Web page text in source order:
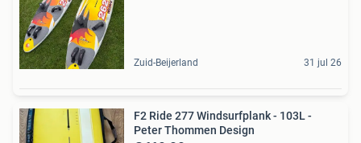
Zuid-Beijerland 31 jul 26
F2 Ride 277 Windsurfplank - 103L -
Peter Thommen Design